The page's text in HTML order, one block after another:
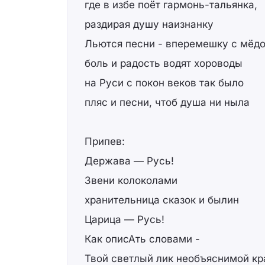
где в избе поёт гармонь-тальянка,
раздирая душу наизнанку
Льются песни - вперемешку с
боль и радость водят хороводы
на Руси с покон веков так было
пляс и песни, чтоб душа ни ныла
Припев:
Держава — Русь!
Звени колоколами
хранительница сказок и былин
Царица — Русь!
Как описАть словами -
Твой светлый лик необъяснимой